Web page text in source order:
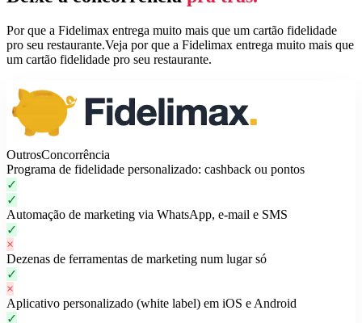
Por que a Fidelimax entrega muito mais que um cartão fidelidade
pro seu restaurante.Veja por que a Fidelimax entrega muito mais que
um cartão fidelidade pro seu restaurante.
OutrosConcorrência
Programa de fidelidade personalizado: cashback ou pontos
✓
✓
Automação de marketing via WhatsApp, e-mail e SMS
✓
×
Dezenas de ferramentas de marketing num lugar só
✓
×
Aplicativo personalizado (white label) em iOS e Android
✓